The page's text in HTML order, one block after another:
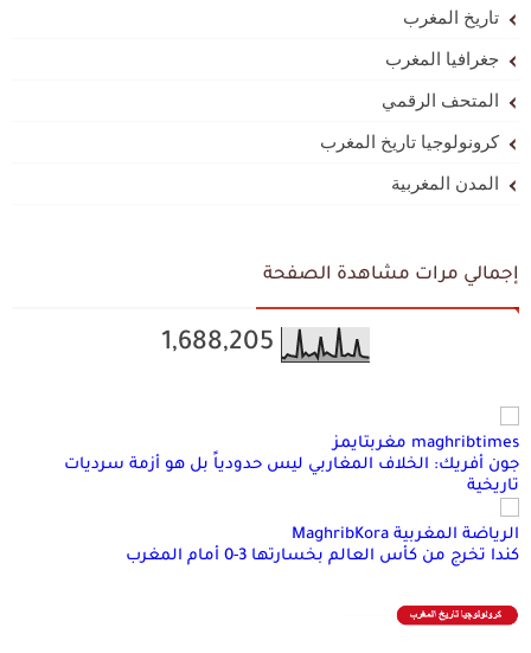
تاريخ المغرب
جغرافيا المغرب
المتحف الرقمي
كرونولوجيا تاريخ المغرب
المدن المغربية
إجمالي مرات مشاهدة الصفحة
1,688,205
maghribtimes مغربتايمز
جون أفريك: الخلاف المغاربي ليس حدودياً بل هو أزمة سرديات
تاريخية
الرياضة المغربية MaghribKora
كندا تخرج من كأس العالم بخسارتها 3-0 أمام المغرب